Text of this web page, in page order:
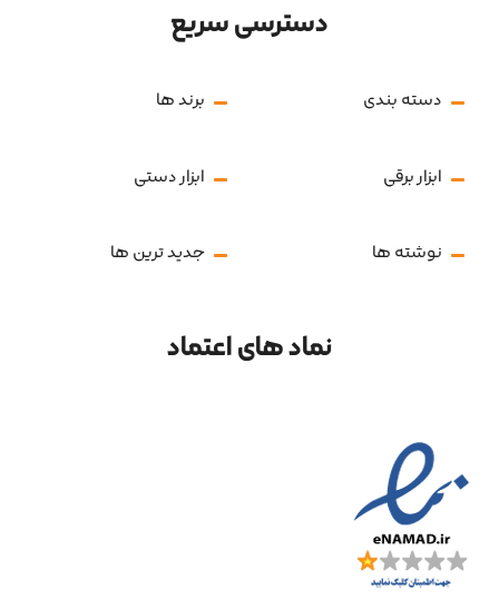
دسترسی سریع
دسته بندی برند ها
ابزار برقی ابزار دستی
نوشته ها جدید ترین ها
نماد های اعتماد